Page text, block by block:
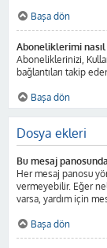
Başa dön
Aboneliklerimi
Aboneliklerinizi,
bağlantıları takip
Başa dön
Dosya ekleri
Bu mesaj
Her mesaj panosu
vermeyebilir. Eğer
varsa, yardım için
Başa dön